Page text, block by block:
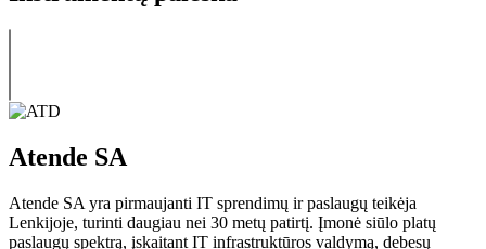
Atende SA
Atende SA yra pirmaujanti IT sprendimų ir paslaugų teikėja
Lenkijoje, turinti daugiau nei 30 metų patirtį. Įmonė siūlo platų
paslaugų spektrą, įskaitant IT infrastruktūros valdymą, debesų